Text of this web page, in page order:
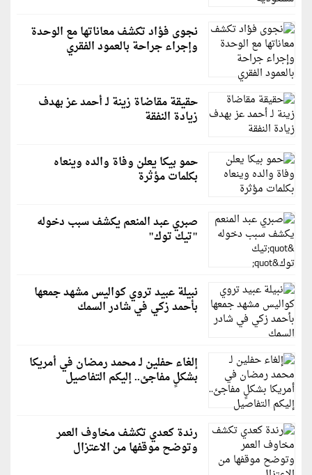
نجوى فؤاد تكشف معاناتها مع الوحدة
وإجراء جراحة بالعمود الفقري
حقيقة مقاضاة زينة لـ أحمد عز بهدف
زيادة النفقة
حمو بيكا يعلن وفاة والده وينعاه
بكلمات مؤثرة
صبري عبد المنعم يكشف سبب دخوله
"تيك توك"
نبيلة عبيد تروي كواليس مشهد جمعها
بأحمد زكي في شادر السمك
إلغاء حفلين لـ محمد رمضان في أمريكا
بشكلٍ مفاجئ.. إليكم التفاصيل
رندة كعدي تكشف مخاوف العمر
وتوضح موقفها من الاعتزال